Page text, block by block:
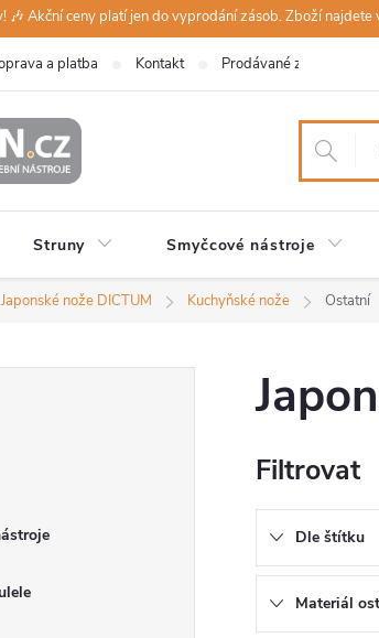
🎶 Akční ceny platí jen do vyprodání zásob. Zboží najdete
a platba Kontakt Prodávané značky
Struny Smyčcové nástroje
Japonské nože DICTUM Kuchyňské nože Ostatní
Filtrovat
Dle štítku
Materiál